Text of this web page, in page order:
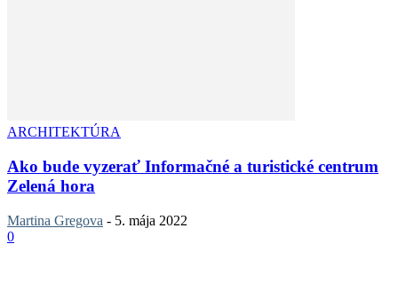
ARCHITEKTÚRA
Ako bude vyzerať Informačné a turistické centrum
Zelená hora
Martina Gregova - 5. mája 2022
0